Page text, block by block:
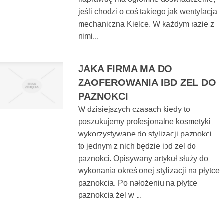
jeśli chodzi o coś takiego jak wentylacja
mechaniczna Kielce. W każdym razie z
nimi...
JAKA FIRMA MA DO
ZAOFEROWANIA IBD ZEL DO
PAZNOKCI
W dzisiejszych czasach kiedy to
poszukujemy profesjonalne kosmetyki
wykorzystywane do stylizacji paznokci
to jednym z nich będzie ibd zel do
paznokci. Opisywany artykuł służy do
wykonania określonej stylizacji na płytce
paznokcia. Po nałożeniu na płytce
paznokcia żel w ...